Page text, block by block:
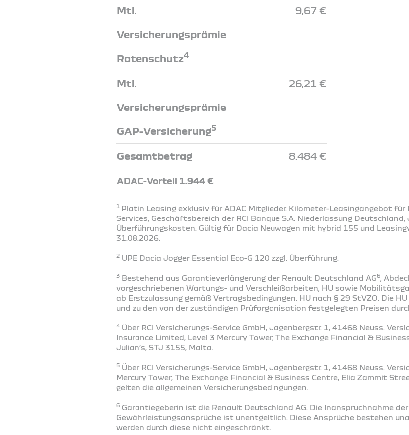
Mtl.
Versicherungsprämie
Ratenschutz4
9,67 €
Mtl.
Versicherungsprämie
GAP-Versicherung5
26,21 €
Gesamtbetrag
ADAC-Vorteil 1.944 €
8.484 €
1 Platin Leasing exklusiv für ADAC Mitglieder. Kilometer-Leasingangebot
Services, Geschäftsbereich der RCI Banque S.A. Niederlassung Deutschland,
Überführungskosten. Gültig für Dacia Neuwagen mit hybrid 155 und
31.08.2026.
2 UPE Dacia Jogger Essential Eco-G 120 zzgl. Überführung​.
3 Bestehend aus Garantieverlängerung der Renault Deutschland AG6
,
vorgeschriebenen Wartungs- und Verschleißarbeiten, HU sowie
ab Erstzulassung gemäß Vertragsbedingungen. HU nach § 29 StVZO. Die
und zu den von der zuständigen Prüforganisation festgelegten Preisen
4 Über RCI Versicherungs-Service GmbH, Jagenbergstr. 1, 41468 Neuss.
Insurance Limited, Level 3 Mercury Tower, The Exchange Financial &
Julian’s, STJ 3155, Malta.
5 Über RCI Versicherungs-Service GmbH, Jagenbergstr. 1, 41468 Neuss.
Mercury Tower, The Exchange Financial & Business Centre, Elia Zammit
gelten die allgemeinen Versicherungsbedingungen.
6 Garantiegeberin ist die Renault Deutschland AG. Die Inanspruchnahme
Gewährleistungsansprüche ist unentgeltlich. Diese Ansprüche bestehen
werden durch diese nicht eingeschränkt.